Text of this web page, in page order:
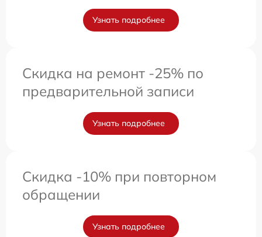
Узнать подробнее
Скидка на ремонт -25% по
предварительной записи
Узнать подробнее
Скидка -10% при повторном
обращении
Узнать подробнее